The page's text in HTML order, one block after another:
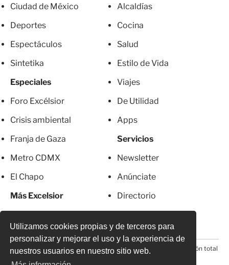
Utilizamos cookies propias y de terceros para
personalizar y mejorar el uso y la experiencia de
nuestros usuarios en nuestro sitio web.
Ciudad de México
Deportes
Espectáculos
Sintetika
Especiales
Foro Excélsior
Crisis ambiental
Franja de Gaza
Metro CDMX
El Chapo
Más Excelsior
Alcaldías
Cocina
Salud
Estilo de Vida
Viajes
De Utilidad
Apps
Servicios
Newsletter
Anúnciate
Directorio
© 2026 Todos los derechos reservados. Prohibida la reproducción total
o parcial, incluyendo cualquier medio electrónico*